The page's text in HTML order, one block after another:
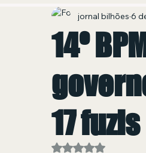
Segurança Pública e Social
14º
17
jornal bilhões 6
Avaliado com